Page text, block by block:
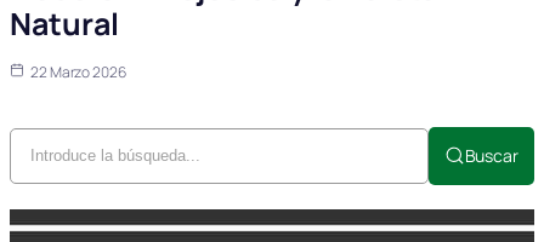
Natural
22 Marzo 2026
Buscar